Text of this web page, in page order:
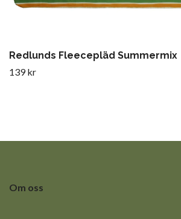
Redlunds Fleecepläd Summermix
139 kr
Om oss